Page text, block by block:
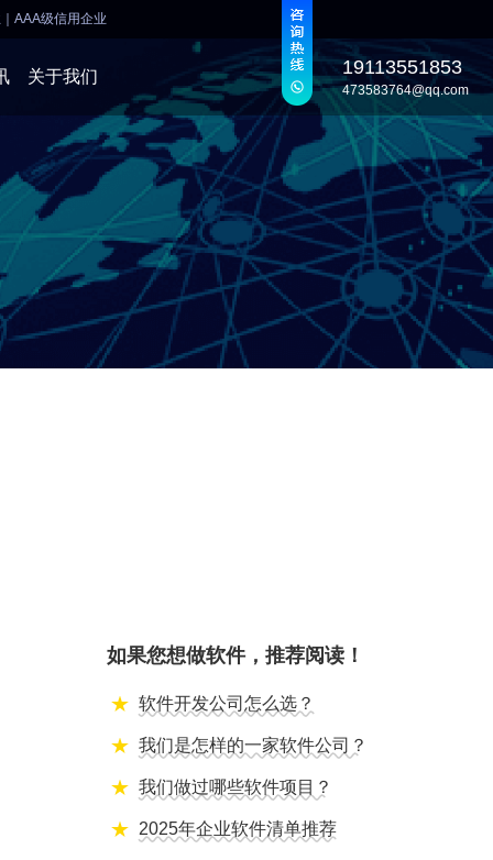
AAA级信用企业
关于我们 19113551853
473583764@qq.com
如果您想做软件，推荐阅读！
软件开发公司怎么选？
我们是怎样的一家软件公司？
我们做过哪些软件项目？
2025年企业软件清单推荐